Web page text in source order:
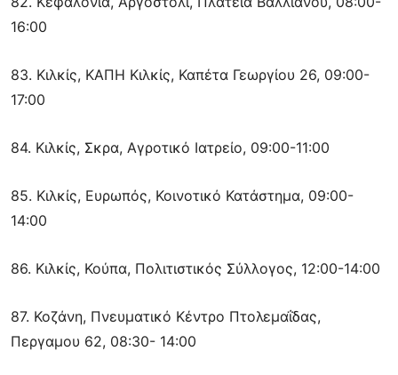
16:00
83. Κιλκίς, ΚΑΠΗ Κιλκίς, Καπέτα Γεωργίου 26, 09:00-
17:00
84. Κιλκίς, Σκρα, Αγροτικό Ιατρείο, 09:00-11:00
85. Κιλκίς, Ευρωπός, Κοινοτικό Κατάστημα, 09:00-
14:00
86. Κιλκίς, Κούπα, Πολιτιστικός Σύλλογος, 12:00-14:00
87. Κοζάνη, Πνευματικό Κέντρο Πτολεμαΐδας,
Περγαμου 62, 08:30- 14:00